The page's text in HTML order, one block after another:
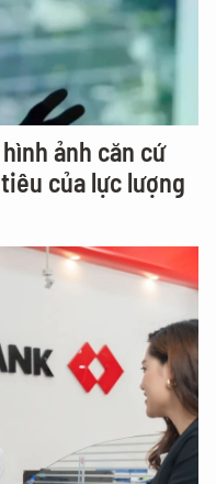
ảnh căn cứ
của lực lượng